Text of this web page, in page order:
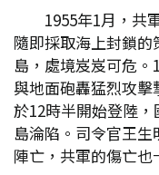
1955年1月，共
隨即採取海上封鎖
島，處境岌岌可危
與地面砲轟猛烈攻擊
於12時半開始登陸
島淪陷。司令官王
陣亡，共軍的傷亡也